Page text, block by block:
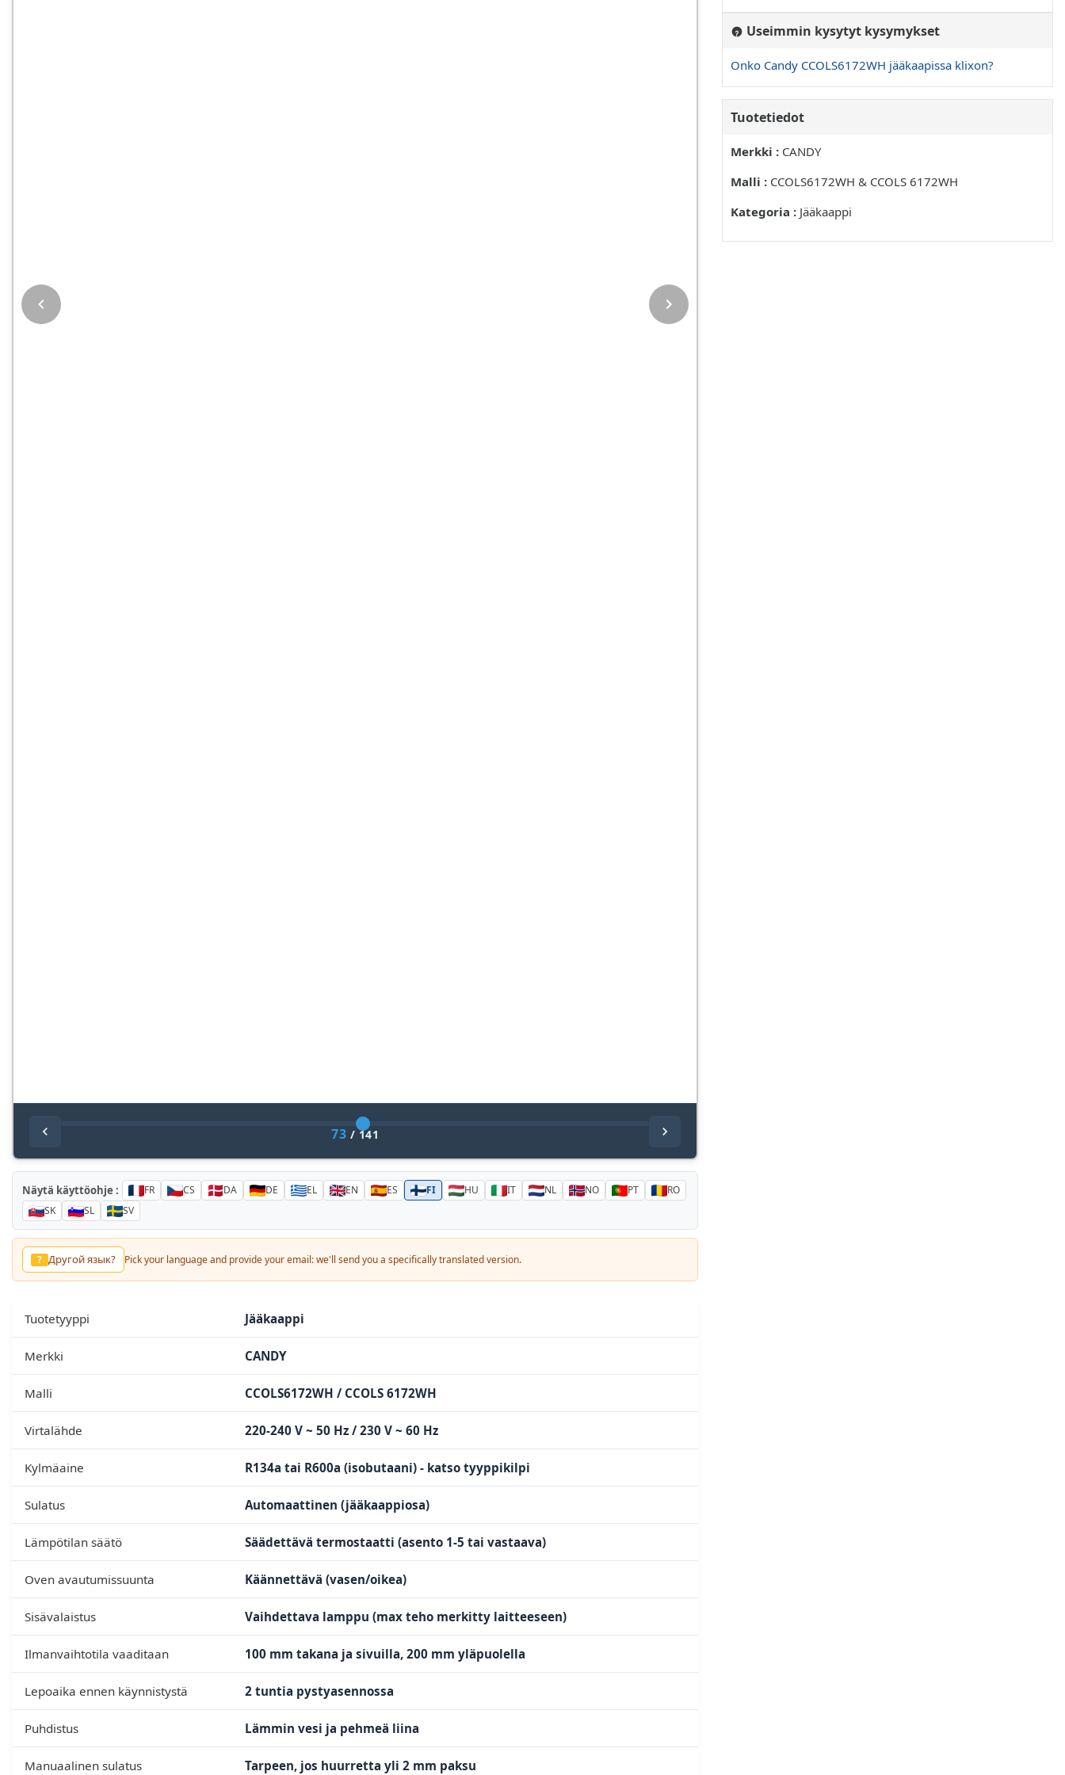
73 /141
Näytä käyttöohje : FR CS DA DE EL EN ES FI HU IT NL NO PT
RO
SK
SL SV
? لغة أخرى؟ Pick your language and provide your email: we'll send you a specifically translated version.
Tuotetyyppi Jääkaappi
Merkki CANDY
Malli CCOLS6172WH / CCOLS 6172WH
Virtalähde 220-240 V ~ 50 Hz / 230 V ~ 60 Hz
Kylmäaine R134a tai R600a (isobutaani) - katso tyyppikilpi
Sulatus Automaattinen (jääkaappiosa)
Lämpötilan säätö Säädettävä termostaatti (asento 1-5 tai vastaava)
Oven avautumissuunta Käännettävä (vasen/oikea)
Sisävalaistus Vaihdettava lamppu (max teho merkitty laitteeseen)
Ilmanvaihtotila vaaditaan 100 mm takana ja sivuilla, 200 mm yläpuolella
Lepoaika ennen käynnistystä 2 tuntia pystyasennossa
Puhdistus Lämmin vesi ja pehmeä liina
Manuaalinen sulatus Tarpeen, jos huurretta yli 2 mm paksu
Useimmin kysytyt kysymykset
Onko Candy CCOLS6172WH jääkaapissa klixon?
Tuotetiedot
Merkki : CANDY
Malli : CCOLS6172WH & CCOLS 6172WH
Kategoria : Jääkaappi